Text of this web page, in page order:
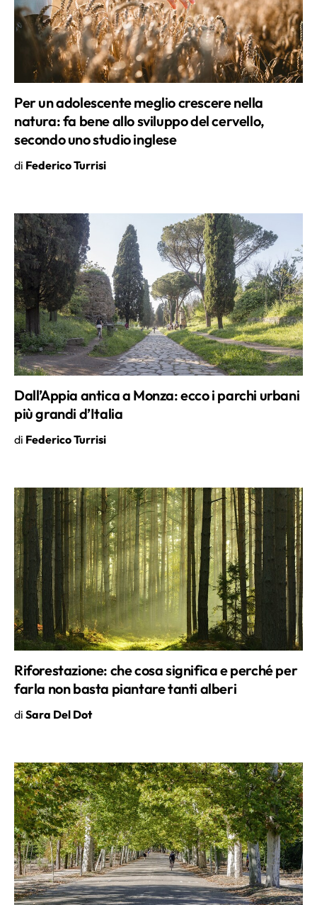
Per un adolescente meglio crescere nella
natura: fa bene allo sviluppo del cervello,
secondo uno studio inglese
di Federico Turrisi
Dall’Appia antica a Monza: ecco i parchi urbani
più grandi d’Italia
di Federico Turrisi
Riforestazione: che cosa significa e perché per
farla non basta piantare tanti alberi
di Sara Del Dot